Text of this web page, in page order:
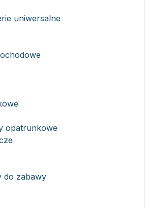
uniwersalne
opatrunkowe
do zabawy